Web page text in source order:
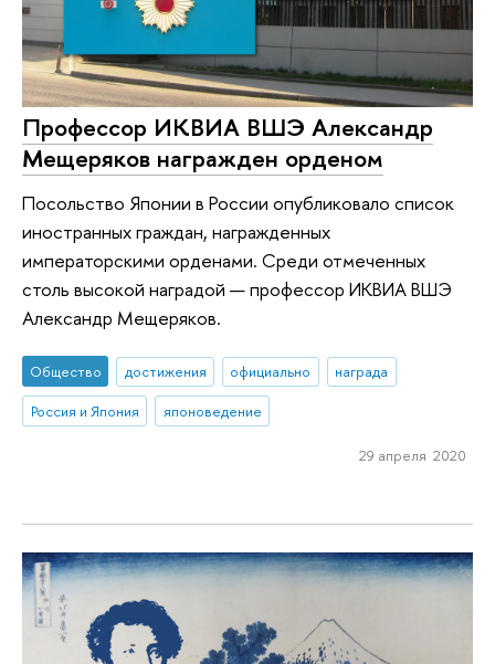
Профессор ИКВИА ВШЭ Александр
Мещеряков награжден орденом
Посольство Японии в России опубликовало список
иностранных граждан, награжденных
императорскими орденами. Среди отмеченных
столь высокой наградой — профессор ИКВИА ВШЭ
Александр Мещеряков.
Общество достижения официально
награда
Россия и Япония
японоведение
29 апреля 2020